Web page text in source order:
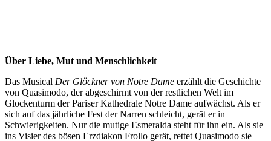
Über Liebe, Mut und Menschlichkeit
Das Musical Der Glöckner von Notre Dame erzählt die Geschichte
von Quasimodo, der abgeschirmt von der restlichen Welt im
Glockenturm der Pariser Kathedrale Notre Dame aufwächst. Als er
sich auf das jährliche Fest der Narren schleicht, gerät er in
Schwierigkeiten. Nur die mutige Esmeralda steht für ihn ein. Als sie
ins Visier des bösen Erzdiakon Frollo gerät, rettet Quasimodo sie